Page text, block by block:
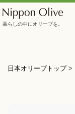
暮らしの中にオリーブを。
日本オリーブトップ>